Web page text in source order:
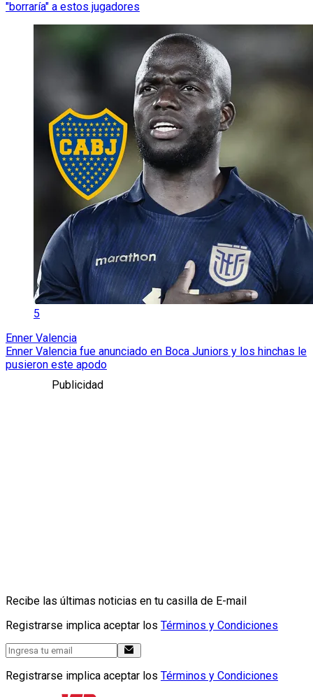
"borraría" a estos jugadores
5
Enner Valencia
Enner Valencia fue anunciado en Boca Juniors y los hinchas le
pusieron este apodo
Publicidad
Recibe las últimas noticias en tu casilla de E-mail
Registrarse implica aceptar los Términos y Condiciones
Registrarse implica aceptar los Términos y Condiciones